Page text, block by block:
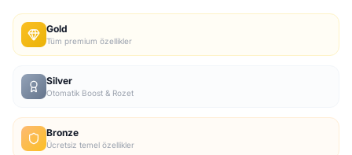
Gold
Tüm premium özellikler
Silver
Otomatik Boost & Rozet
Bronze
Ücretsiz temel özellikler